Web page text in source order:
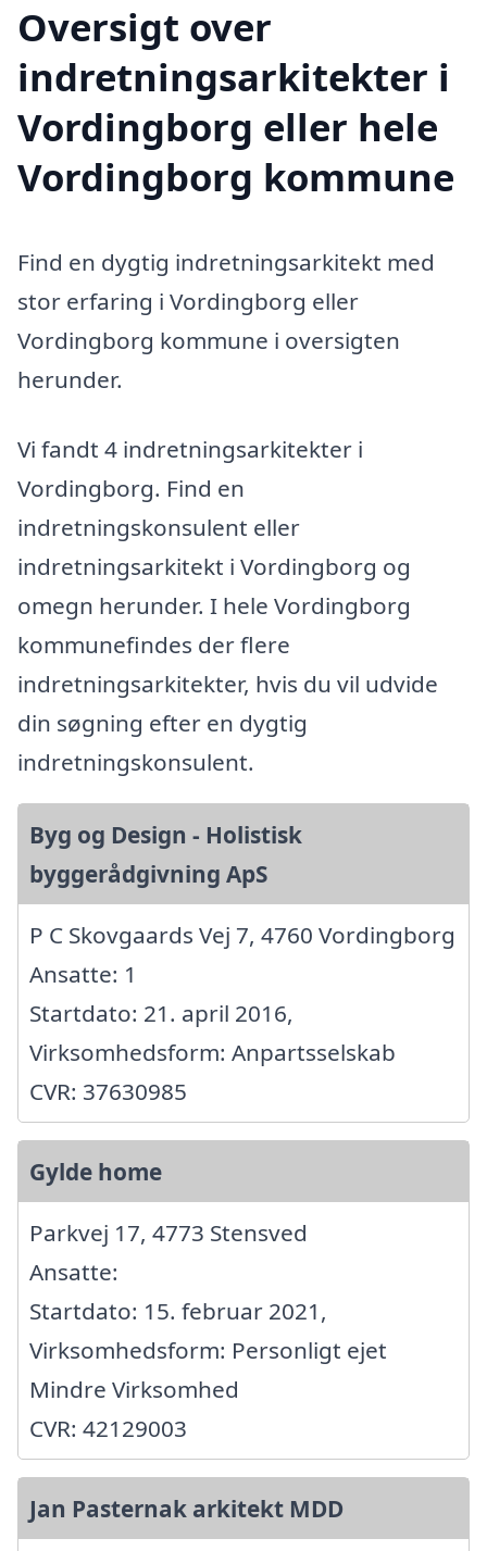
Oversigt over
indretningsarkitekter i
Vordingborg eller hele
Vordingborg kommune
Find en dygtig indretningsarkitekt med
stor erfaring i Vordingborg eller
Vordingborg kommune i oversigten
herunder.
Vi fandt 4 indretningsarkitekter i
Vordingborg. Find en
indretningskonsulent eller
indretningsarkitekt i Vordingborg og
omegn herunder. I hele Vordingborg
kommunefindes der flere
indretningsarkitekter, hvis du vil udvide
din søgning efter en dygtig
indretningskonsulent.
Byg og Design - Holistisk
byggerådgivning ApS
P C Skovgaards Vej 7, 4760 Vordingborg
Ansatte: 1
Startdato: 21. april 2016,
Virksomhedsform: Anpartsselskab
CVR: 37630985
Gylde home
Parkvej 17, 4773 Stensved
Ansatte:
Startdato: 15. februar 2021,
Virksomhedsform: Personligt ejet
Mindre Virksomhed
CVR: 42129003
Jan Pasternak arkitekt MDD